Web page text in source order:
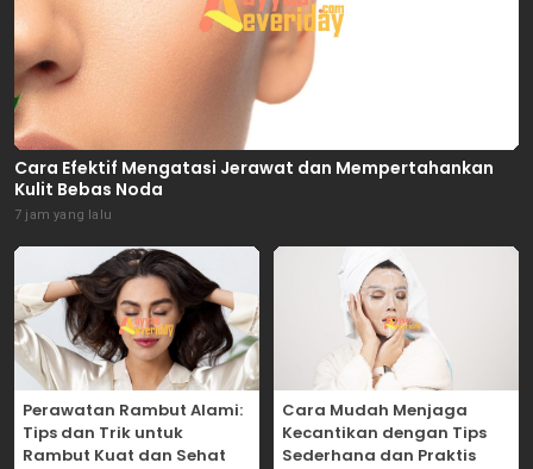
Cara Efektif Mengatasi Jerawat dan Mempertahankan
Kulit Bebas Noda
7 jam yang lalu
Perawatan Rambut Alami:
Tips dan Trik untuk
Rambut Kuat dan Sehat
Cara Mudah Menjaga
Kecantikan dengan Tips
Sederhana dan Praktis